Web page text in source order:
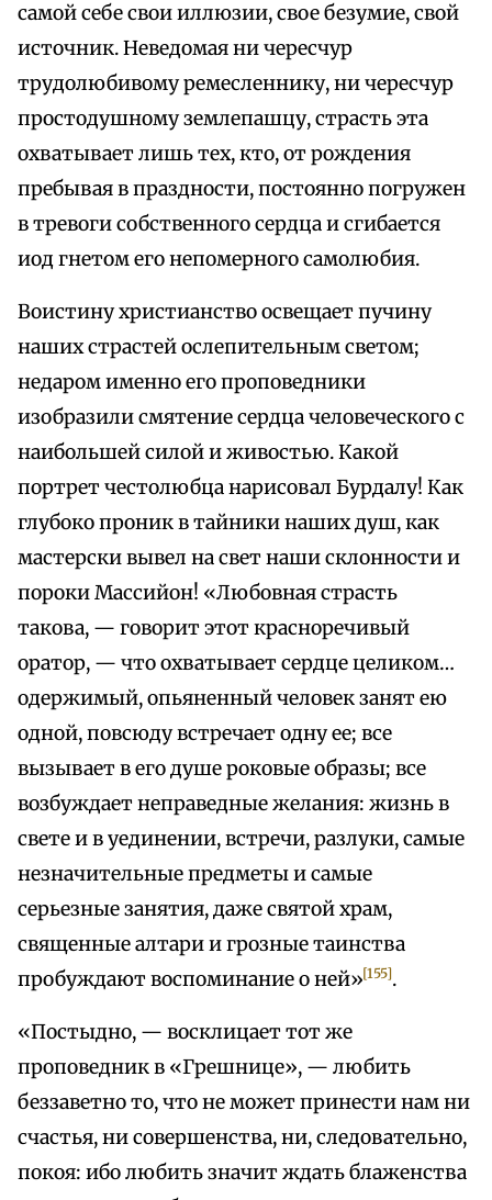
самой себе свои иллюзии, свое безумие, свой
источник. Неведомая ни чересчур
трудолюбивому ремесленнику, ни чересчур
простодушному землепашцу, страсть эта
охватывает лишь тех, кто, от рождения
пребывая в праздности, постоянно погружен
в тревоги собственного сердца и сгибается
иод гнетом его непомерного самолюбия.
Воистину христианство освещает пучину
наших страстей ослепительным светом;
недаром именно его проповедники
изобразили смятение сердца человеческого с
наибольшей силой и живостью. Какой
портрет честолюбца нарисовал Бурдалу! Как
глубоко проник в тайники наших душ, как
мастерски вывел на свет наши склонности и
пороки Массийон! «Любовная страсть
такова, — говорит этот красноречивый
оратор, — что охватывает сердце целиком…
одержимый, опьяненный человек занят ею
одной, повсюду встречает одну ее; все
вызывает в его душе роковые образы; все
возбуждает неправедные желания: жизнь в
свете и в уединении, встречи, разлуки, самые
незначительные предметы и самые
серьезные занятия, даже святой храм,
священные алтари и грозные таинства
пробуждают воспоминание о ней»[155].
«Постыдно, — восклицает тот же
проповедник в «Грешнице», — любить
беззаветно то, что не может принести нам ни
счастья, ни совершенства, ни, следовательно,
покоя: ибо любить значит ждать блаженства